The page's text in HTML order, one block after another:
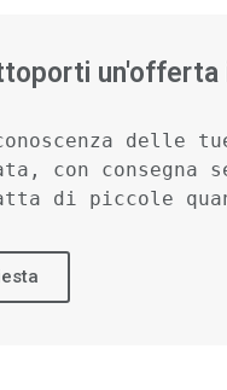
un'offerta
delle
con consegna
di piccole